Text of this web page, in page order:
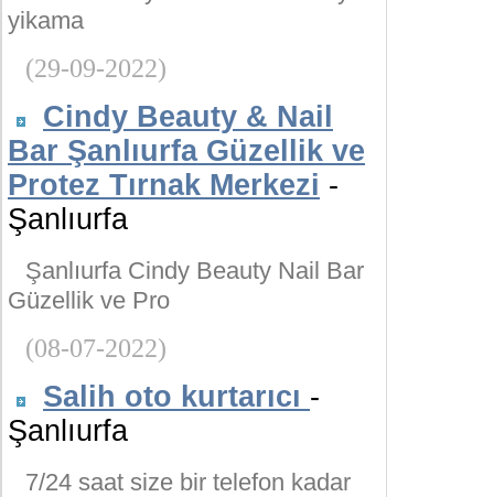
yikama
(29-09-2022)
Cindy Beauty & Nail
Bar Şanlıurfa Güzellik ve
Protez Tırnak Merkezi -
Şanlıurfa
Şanlıurfa Cindy Beauty Nail Bar
Güzellik ve Pro
(08-07-2022)
Salih oto kurtarıcı -
Şanlıurfa
7/24 saat size bir telefon kadar